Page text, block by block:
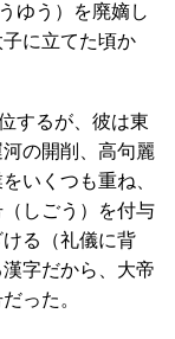
ゆう）を廃嫡し
に立てた頃か
するが、彼は東
の開削、高句麗
いくつも重ね、
しごう）を付与
る（礼儀に背
字だから、大帝
った。